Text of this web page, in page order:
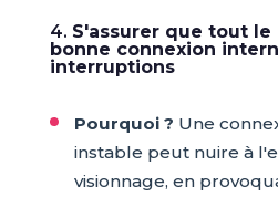
4. S'assurer que tout le
bonne connexion
interruptions
Pourquoi ? Une
instable peut nuire à
visionnage, en